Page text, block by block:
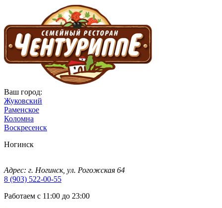
Ваш город:
Жуковский
Раменское
Коломна
Воскресенск
Ногинск
Адрес: г. Ногинск, ул. Рогожская 64
8 (903) 522-00-55
Работаем с 11:00 до 23:00